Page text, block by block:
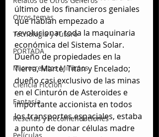
Otros temas
Tecnología y Futuro
PORTADA
Microrrelatos Mínimos
Ciencia Ficción
Fantasía
Reseñas y Recomendaciones
último de los financieros geniales
que habían empezado a
revolucionar toda la maquinaria
económica del Sistema Solar.
Dueño de propiedades en la
Tierra, Marte, Titán y Encelado;
dueño casi exclusivo de las minas
en el Cinturón de Asteroides e
importante accionista en todos
los transportes espaciales, estaba
a punto de donar células madre